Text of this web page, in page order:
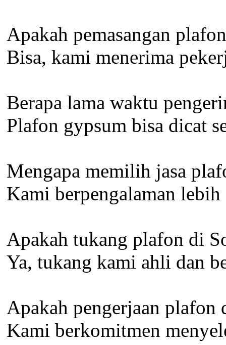
Apakah pemasangan
Bisa, kami menerima
Berapa lama waktu
Plafon gypsum bisa dicat
Mengapa memilih jasa
Kami berpengalaman
Apakah tukang plafon di
Ya, tukang kami ahli dan
Apakah pengerjaan
Kami berkomitmen